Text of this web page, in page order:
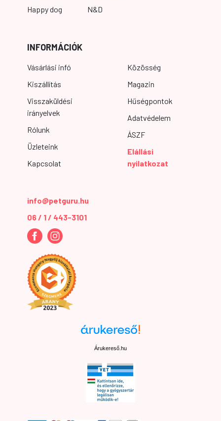
Happy dog
N&D
INFORMÁCIÓK
Vásárlási infó
Kiszállítás
Visszaküldési
irányelvek
Rólunk
Üzleteink
Kapcsolat
Közösség
Magazin
Hűségpontok
Adatvédelem
ÁSZF
Elállási
nyilatkozat
info@petguru.hu
06 / 1 / 443-3101
Árukereső.hu